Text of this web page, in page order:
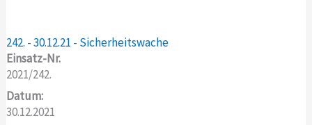
242. - 30.12.21 - Sicherheitswache
Einsatz-Nr.
2021/242.
Datum:
30.12.2021